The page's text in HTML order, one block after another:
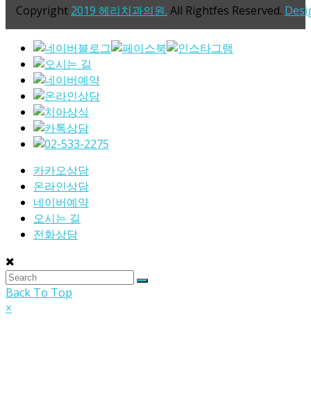
Copyright 2019 헤리치과의원. All Rightfes Reserved.
카카오상담
온라인상담
네이버예약
오시는 길
전화상담
Back To Top
×